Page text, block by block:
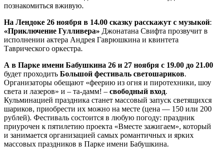
познакомиться вживую.
На Лендоке 26 ноября в 14.00 сказку расскажут с музыкой:
«Приключение Гулливера» Джонатана Свифта прозвучит в
исполнении актера Андрея Гаврюшкина и квинтета
Таврического оркестра.
А в Парке имени Бабушкина 26 и 27 ноября с 19.00 до 21.00
будет проходить Большой фестиваль светошариков.
Организаторы обещают «феерию из огня и пиротехники, шоу
света и лазеров» и – та-дамм! – свободный вход.
Кульминацией праздника станет массовый запуск светящихся
шариков, приобрести их можно на месте (цена — 150 или 200
рублей). Фестиваль состоится в любую погоду: праздник
приурочен к пятилетию проекта «Вместе зажигаем», который
и занимается организацией самых романтичных и ярких
массовых праздников в Парке имени Бабушкина.